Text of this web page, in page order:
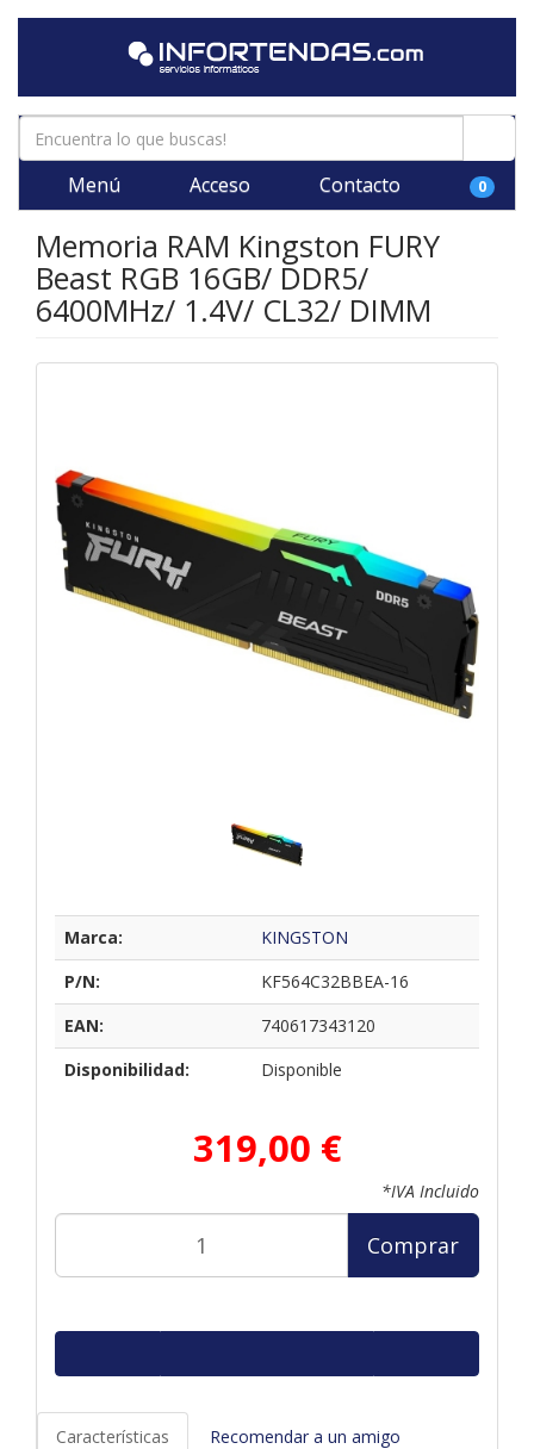
Menú Acceso Contacto 0
Memoria RAM Kingston FURY
Beast RGB 16GB/ DDR5/
6400MHz/ 1.4V/ CL32/ DIMM
Marca:
KINGSTON
P/N:
KF564C32BBEA-16
EAN:
740617343120
Disponibilidad:
Disponible
319,00 €
*IVA Incluido
Comprar
Características Recomendar a un amigo